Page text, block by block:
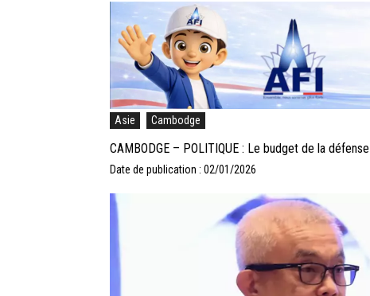
Asie Cambodge
CAMBODGE – POLITIQUE : Le budget de la
Date de publication : 02/01/2026